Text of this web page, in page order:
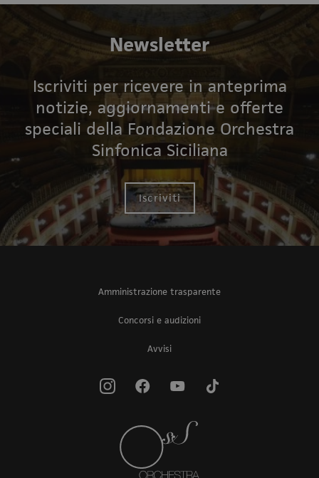
Newsletter
Iscriviti per ricevere in anteprima
notizie, aggiornamenti e offerte
speciali della Fondazione Orchestra
Sinfonica Siciliana
Iscriviti
Amministrazione trasparente
Concorsi e audizioni
Avvisi